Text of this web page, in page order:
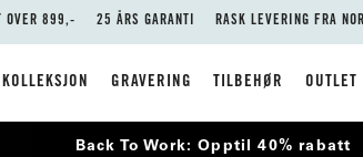
OVER 899,- 25 ÅRS GARANTI RASK LEVERING FRA
KOLLEKSJON GRAVERING TILBEHØR OUTLET
Back To Work: Opptil 40% rabatt